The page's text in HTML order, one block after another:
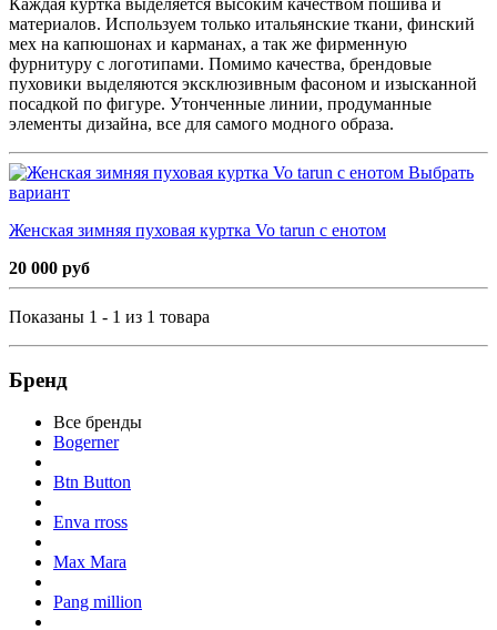
материалов. Используем только итальянские ткани, финский
мех на капюшонах и карманах, а так же фирменную
фурнитуру с логотипами. Помимо качества, брендовые
пуховики выделяются эксклюзивным фасоном и изысканной
посадкой по фигуре. Утонченные линии, продуманные
элементы дизайна, все для самого модного образа.
Выбрать
вариант
Женская зимняя пуховая куртка Vo tarun с енотом
20 000 руб
Показаны 1 - 1 из 1 товара
Бренд
Все бренды
Bogerner
Btn Button
Enva rross
Max Mara
Pang million